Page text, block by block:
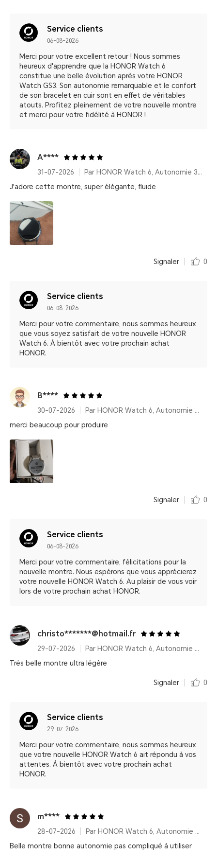
Service clients
06-08-2026
Merci pour votre excellent retour ! Nous sommes
heureux d'apprendre que la HONOR Watch 6
constitue une belle évolution après votre HONOR
Watch GS3. Son autonomie remarquable et le confort
de son bracelet en cuir sont en effet de véritables
atouts. Profitez pleinement de votre nouvelle montre
et merci pour votre fidélité à HONOR !
A****
31-07-2026
Par HONOR Watch 6, Autonomie 35 Jours – Shadow Black (Bracelet fluoroélastomère)
J'adore cette montre, super élégante, fluide
Signaler 0
Service clients
06-08-2026
Merci pour votre commentaire, nous sommes heureux
que vous soyez satisfait de votre nouvelle HONOR
Watch 6. À bientôt avec votre prochain achat
HONOR.
B****
30-07-2026
Par HONOR Watch 6, Autonomie 35 Jours – Twilight Brown (Bracelet cuir)
merci beaucoup pour produire
Signaler 0
Service clients
06-08-2026
Merci pour votre commentaire, félicitations pour la
nouvelle montre. Nous espérons que vous apprécierez
votre nouvelle HONOR Watch 6. Au plaisir de vous voir
lors de votre prochain achat HONOR.
christo*******@hotmail.fr
29-07-2026
Par HONOR Watch 6, Autonomie 35 Jours – Shadow Black (Bracelet fluoroélastomère)
Très belle montre ultra légère
Signaler 0
Service clients
29-07-2026
Merci pour votre commentaire, nous sommes heureux
que votre nouvelle HONOR Watch 6 ait répondu à vos
attentes. À bientôt avec votre prochain achat
HONOR.
m****
28-07-2026
Par HONOR Watch 6, Autonomie 35 Jours – Shadow Black (Bracelet fluoroélastomère)
Belle montre bonne autonomie pas compliqué à utiliser